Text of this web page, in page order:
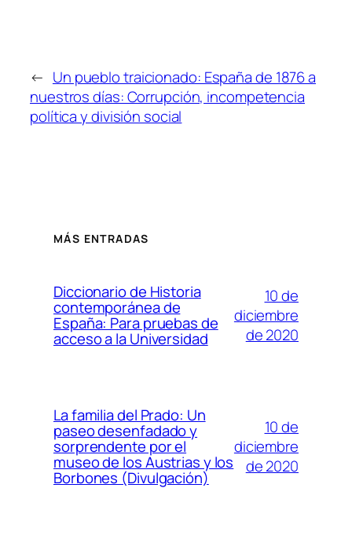
← Un pueblo traicionado: España de 1876 a
nuestros días: Corrupción, incompetencia
política y división social
MÁS ENTRADAS
Diccionario de Historia
contemporánea de
España: Para pruebas de
acceso a la Universidad
10 de
diciembre
de 2020
La familia del Prado: Un
paseo desenfadado y
sorprendente por el
museo de los Austrias y los
Borbones (Divulgación)
10 de
diciembre
de 2020